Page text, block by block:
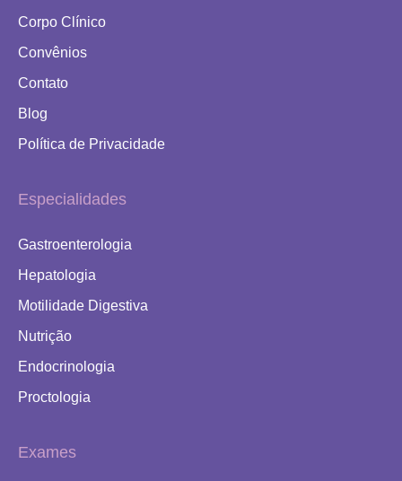
Corpo Clínico
Convênios
Contato
Blog
Política de Privacidade
Especialidades
Gastroenterologia
Hepatologia
Motilidade Digestiva
Nutrição
Endocrinologia
Proctologia
Exames